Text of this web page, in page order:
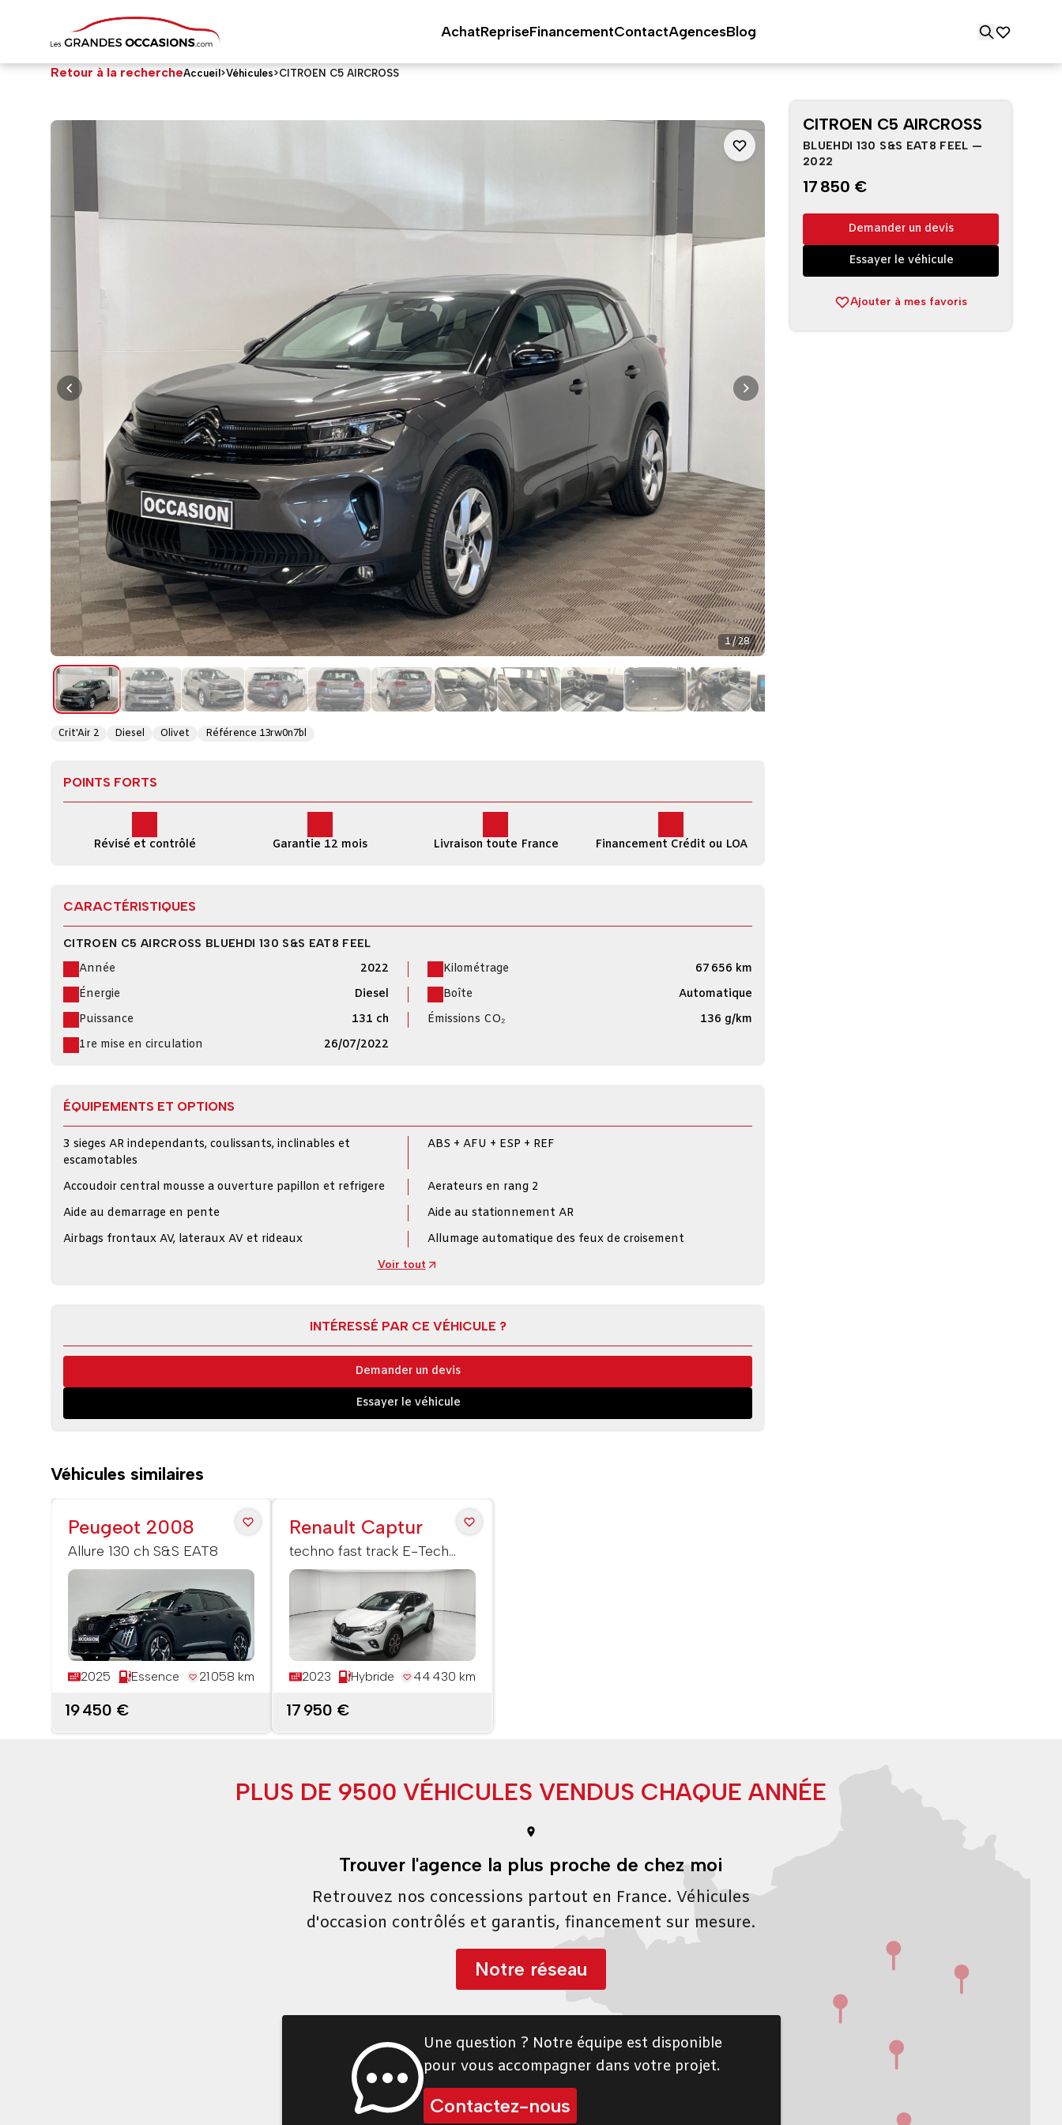
AchatRepriseFinancementContactAgencesBlog
Retour à la rechercheAccueil>Véhicules>CITROEN C5 AIRCROSS
1 / 28
Crit'Air 2 Diesel Olivet Référence 13rw0n7bl
POINTS FORTS
Révisé et contrôlé Garantie 12 mois Livraison toute France Financement Crédit ou LOA
CARACTÉRISTIQUES
CITROEN C5 AIRCROSS BLUEHDI 130 S&S EAT8 FEEL
Année 2022 Kilométrage
67 656 km
Énergie
Diesel Boîte
Automatique
Puissance
131 ch Émissions CO₂
136 g/km
1re mise en circulation
26/07/2022
ÉQUIPEMENTS ET OPTIONS
3 sieges AR independants, coulissants, inclinables et
escamotables
ABS + AFU + ESP + REF
Accoudoir central mousse a ouverture papillon et refrigere
Aerateurs en rang 2
Aide au demarrage en pente
Aide au stationnement AR
Airbags frontaux AV, lateraux AV et rideaux
Allumage automatique des feux de croisement
Voir tout
INTÉRESSÉ PAR CE VÉHICULE ?
Demander un devis
Essayer le véhicule
CITROEN C5 AIRCROSS
BLUEHDI 130 S&S EAT8 FEEL —
2022
17 850 €
Demander un devis
Essayer le véhicule
Ajouter à mes favoris
Véhicules similaires
Peugeot 2008
Allure 130 ch S&S EAT8
2025 Essence 21 058 km
19 450 €
Renault Captur
techno fast track E-Tech
hybride 145
2023 Hybride 44 430 km
17 950 €
PLUS DE 9500 VÉHICULES VENDUS CHAQUE ANNÉE
Trouver l'agence la plus proche de chez moi
Retrouvez nos concessions partout en France. Véhicules
d'occasion contrôlés et garantis, financement sur mesure.
Notre réseau
Une question ? Notre équipe est disponible
pour vous accompagner dans votre projet.
Contactez-nous